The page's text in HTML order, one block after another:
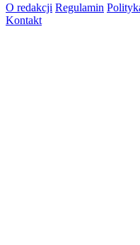
O redakcji Regulamin
Kontakt